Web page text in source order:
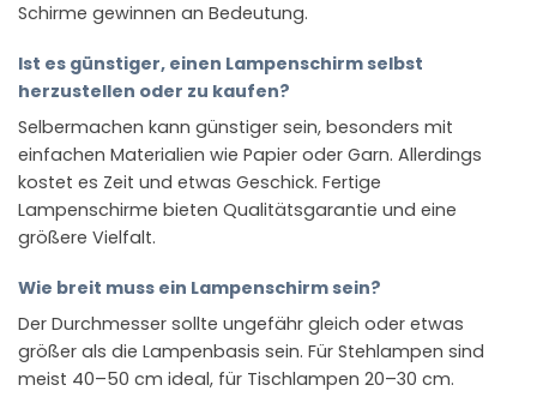
Schirme gewinnen an Bedeutung.
Ist es günstiger, einen Lampenschirm selbst
herzustellen oder zu kaufen?
Selbermachen kann günstiger sein, besonders mit
einfachen Materialien wie Papier oder Garn. Allerdings
kostet es Zeit und etwas Geschick. Fertige
Lampenschirme bieten Qualitätsgarantie und eine
größere Vielfalt.
Wie breit muss ein Lampenschirm sein?
Der Durchmesser sollte ungefähr gleich oder etwas
größer als die Lampenbasis sein. Für Stehlampen sind
meist 40–50 cm ideal, für Tischlampen 20–30 cm.